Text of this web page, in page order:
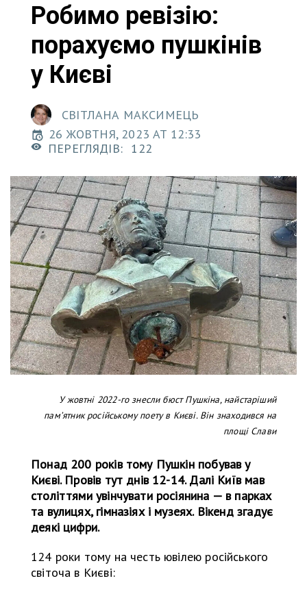
Робимо ревізію:
порахуємо пушкінів
у Києві
СВІТЛАНА МАКСИМЕЦЬ
26 ЖОВТНЯ, 2023 AT 12:33
ПЕРЕГЛЯДІВ: 122
У жовтні 2022-го знесли бюст Пушкіна, найстаріший
памʼятник російському поету в Києві. Він знаходився на
площі Слави
Понад 200 років тому Пушкін побував у
Києві. Провів тут днів 12-14. Далі Київ мав
століттями увінчувати росіянина — в парках
та вулицях, гімназіях і музеях. Вікенд згадує
деякі цифри.
124 роки тому на честь ювілею російського
світоча в Києві: